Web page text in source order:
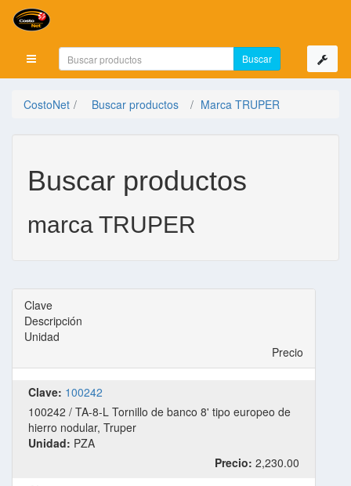
Mostrar menú
CostoNet Buscar productos Marca TRUPER
Buscar productos
marca TRUPER
Clave
Descripción
Unidad
Precio
Clave: 100242
100242 / TA-8-L Tornillo de banco 8' tipo europeo de
hierro nodular, Truper
Unidad: PZA
Precio: 2,230.00